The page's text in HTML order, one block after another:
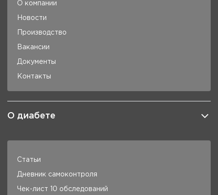
О компании
Новости
Производство
Вакансии
Документы
Контакты
О диабете
Статьи
Дневник самоконтроля
Чек-лист 10 обследований